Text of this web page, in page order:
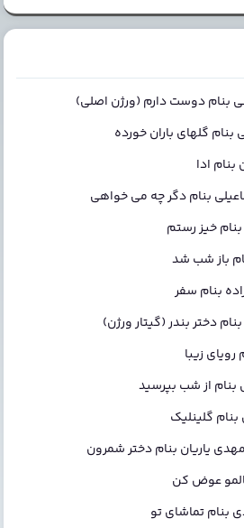
بنام دوست دارم (ورژن اصلی)
بنام گلهای باران خورده
ادا
بنام دگر چه می خواهی
خیز رستم
باز شب شد
بنام سفر
دختر بندر (گیتار ورژن)
زیبا
از شب بپرسید
گلینلیک
یاریان بنام دختر شمرون
عوض کن
بنام تماشای تو